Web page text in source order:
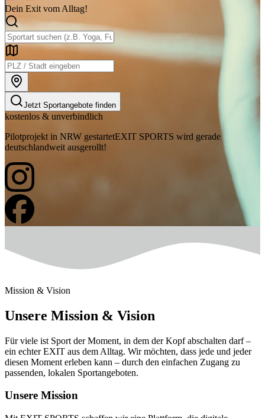
Dein Exit vom Alltag!
Jetzt Sportangebote finden
kostenlos & unverbindlich
Pilotprojekt in NRW gestartetEXIT SPORTS wird gerade
deutschlandweit ausgerollt!
Mission & Vision
Unsere Mission & Vision
Für viele ist Sport der Moment, in dem der Kopf abschalten darf –
ein echter EXIT aus dem Alltag. Wir möchten, dass jede und jeder
diesen Moment erleben kann – durch den einfachen Zugang zu
passenden, lokalen Sportangeboten.
Unsere Mission